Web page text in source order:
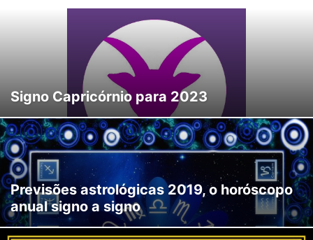
Signo Capricórnio para 2023
Previsões astrológicas 2019, o horóscopo
anual signo a signo